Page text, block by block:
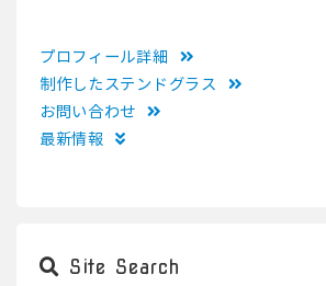
プロフィール詳細
制作したステンドグラス
お問い合わせ
最新情報
Site Search